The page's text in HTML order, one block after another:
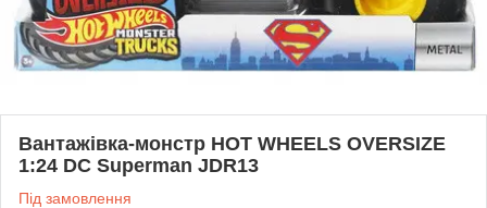
Вантажівка-монстр HOT WHEELS OVERSIZE
1:24 DC Superman JDR13
Під замовлення